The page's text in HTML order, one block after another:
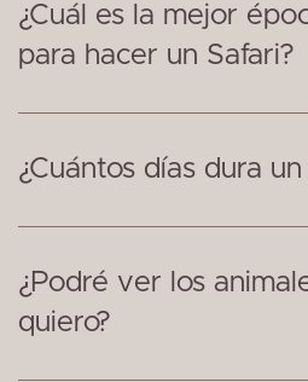
¿Cuál es la mejor
para hacer un Safari?
¿Cuántos días dura un
¿Podré ver los
quiero?